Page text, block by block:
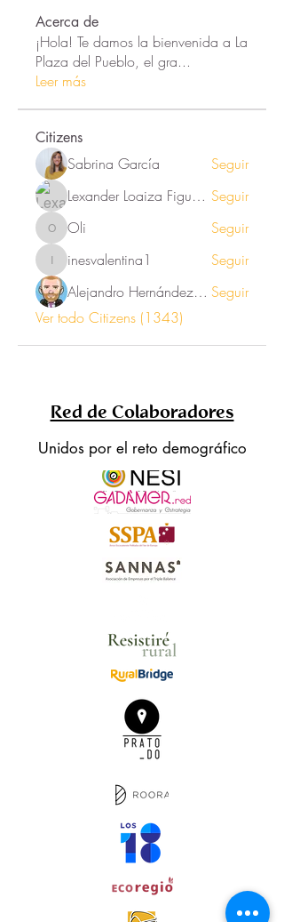
Acerca de
¡Hola! Te damos la bienvenida a La
Plaza del Pueblo, el gra...
Leer más
Citizens
Sabrina García
Seguir
Lexander Loaiza Figueroa Seguir
Oli Oli Seguir
inesvalentina1
inesvalentina1
Seguir
Alejandro Hernández Renner Seguir
Ver todo Citizens (1343)
Red de Colaboradores
Unidos por el reto demográfico